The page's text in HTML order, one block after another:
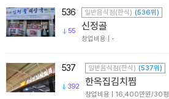
536
55
일반음식점(한식) (536위)
신정골
창업비용 | -
537
392
일반음식점(한식) (537위)
한옥집김치찜
창업비용 | 16,400만원/30평